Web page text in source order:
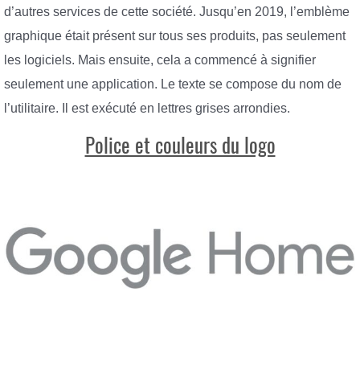
d’autres services de cette société. Jusqu’en 2019, l’emblème
graphique était présent sur tous ses produits, pas seulement
les logiciels. Mais ensuite, cela a commencé à signifier
seulement une application. Le texte se compose du nom de
l’utilitaire. Il est exécuté en lettres grises arrondies.
Police et couleurs du logo